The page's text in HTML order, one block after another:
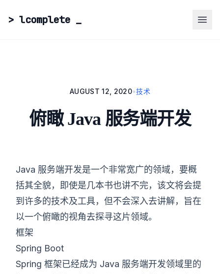
> lcomplete _
AUGUST 12, 2020•技术
俯瞰 Java 服务端开发
Java 服务端开发是一个非常宽广的领域，要概
括其全貌，即使是几本书也讲不完，该文将会提
到许多的技术及工具，但不会深入去讲解，旨在
以一个俯瞰的视角去探寻这片领域。
框架
Spring Boot
Spring 框架已经成为 Java 服务端开发领域里的